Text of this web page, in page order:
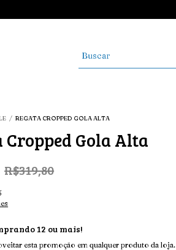
/ REGATA CROPPED GOLA ALTA
Cropped Gola Alta
R$319,80
12 ou mais!
esta promoção em qualquer produto da loja.